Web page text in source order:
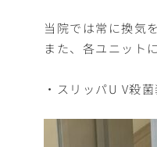
当院では常に換気
また、各ユニット
・スリッパU V殺